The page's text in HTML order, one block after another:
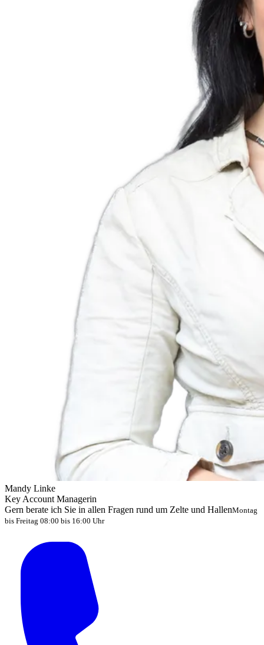
Mandy Linke
Key Account Managerin
Gern berate ich Sie in allen Fragen rund um Zelte und HallenMontag
bis Freitag 08:00 bis 16:00 Uhr